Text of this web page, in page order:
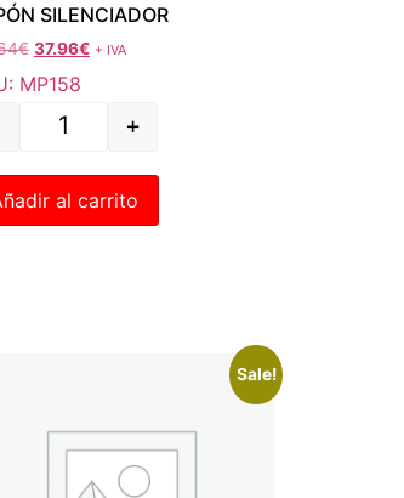
SILENCIADOR
€ 37.96€ + IVA
MP158
+
al carrito
Sale!